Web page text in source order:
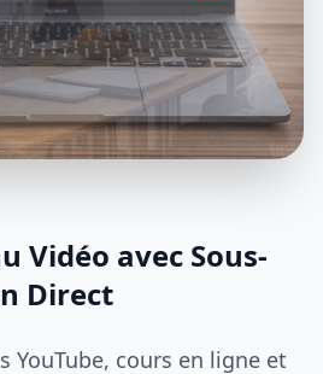
Vidéo avec Sous-
Direct
YouTube, cours en ligne et